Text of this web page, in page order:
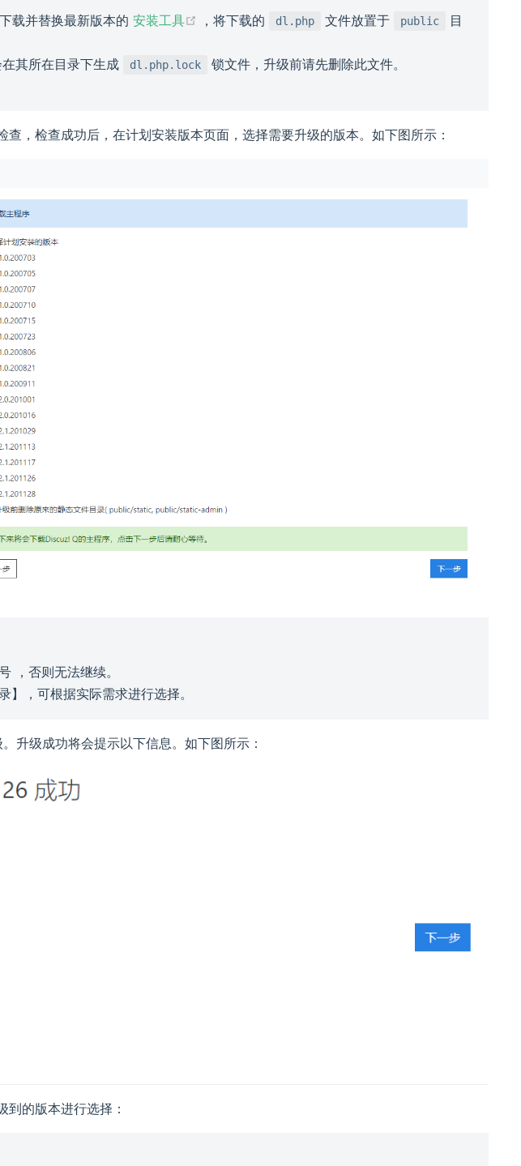
载并替换最新版本的安装工具 (opens new window)
，将下载的 dl.php 文件放置于 public
目
其所在目录下生成 dl.php.lock 锁文件，升级前请先删除此文件。
，检查成功后，在计划安装版本页面，选择需要升级的版本。如下图所示：
，否则无法继续。
，可根据实际需求进行选择。
升级成功将会提示以下信息。如下图所示：
的版本进行选择：